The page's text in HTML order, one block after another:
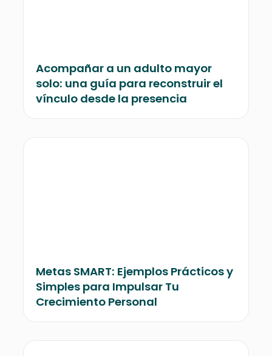
Acompañar a un adulto mayor
solo: una guía para reconstruir el
vínculo desde la presencia
Metas SMART: Ejemplos Prácticos y
Simples para Impulsar Tu
Crecimiento Personal